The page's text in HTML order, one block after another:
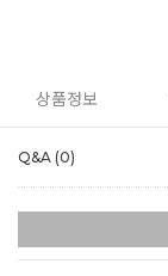
상품정보
Q&A (0)